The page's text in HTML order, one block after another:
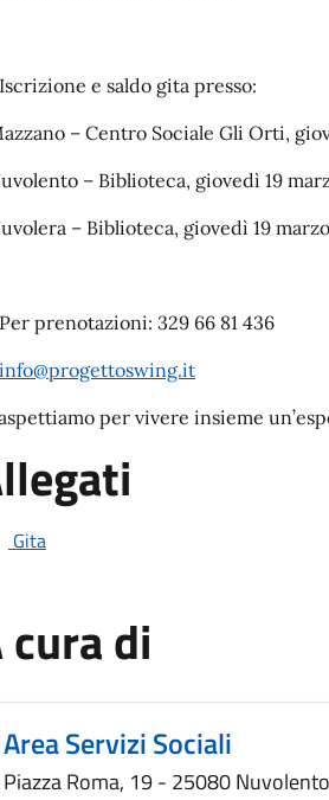
e saldo gita presso:
– Centro Sociale Gli Orti,
– Biblioteca, giovedì 19
– Biblioteca, giovedì 19
prenotazioni: 329 66 81 436
info@progettoswing.it
per vivere insieme
Gita
cura di
Area Servizi Sociali
Piazza Roma, 19 - 25080